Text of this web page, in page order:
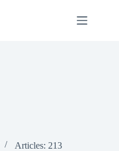
Articles: 213